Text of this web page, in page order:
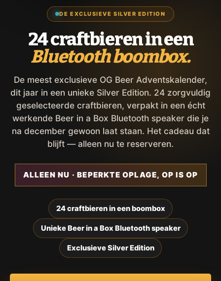
DE EXCLUSIEVE SILVER EDITION
24 craftbieren in een
Bluetooth boombox.
De meest exclusieve OG Beer Adventskalender,
dit jaar in een unieke Silver Edition. 24 zorgvuldig
geselecteerde craftbieren, verpakt in een écht
werkende Beer in a Box Bluetooth speaker die je
na december gewoon laat staan. Het cadeau dat
blijft — alleen nu te reserveren.
ALLEEN NU · BEPERKTE OPLAGE, OP IS OP
24 craftbieren in een boombox
Unieke Beer in a Box Bluetooth speaker
Exclusieve Silver Edition